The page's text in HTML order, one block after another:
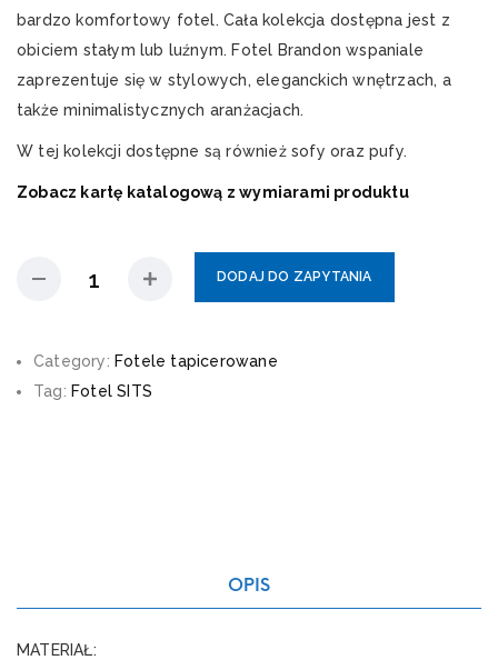
bardzo komfortowy fotel. Cała kolekcja dostępna jest z
obiciem stałym lub luźnym. Fotel Brandon wspaniale
zaprezentuje się w stylowych, eleganckich wnętrzach, a
także minimalistycznych aranżacjach.
W tej kolekcji dostępne są również sofy oraz pufy.
Zobacz kartę katalogową z wymiarami produktu
DODAJ DO ZAPYTANIA
Category: Fotele tapicerowane
Tag: Fotel SITS
OPIS
MATERIAŁ: